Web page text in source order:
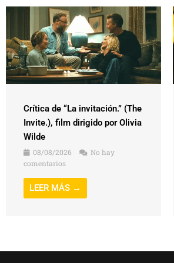
Crítica de “La invitación.” (The
Invite.), film dirigido por Olivia
Wilde
08/08/2026
No hay
comentarios
LEER MÁS →